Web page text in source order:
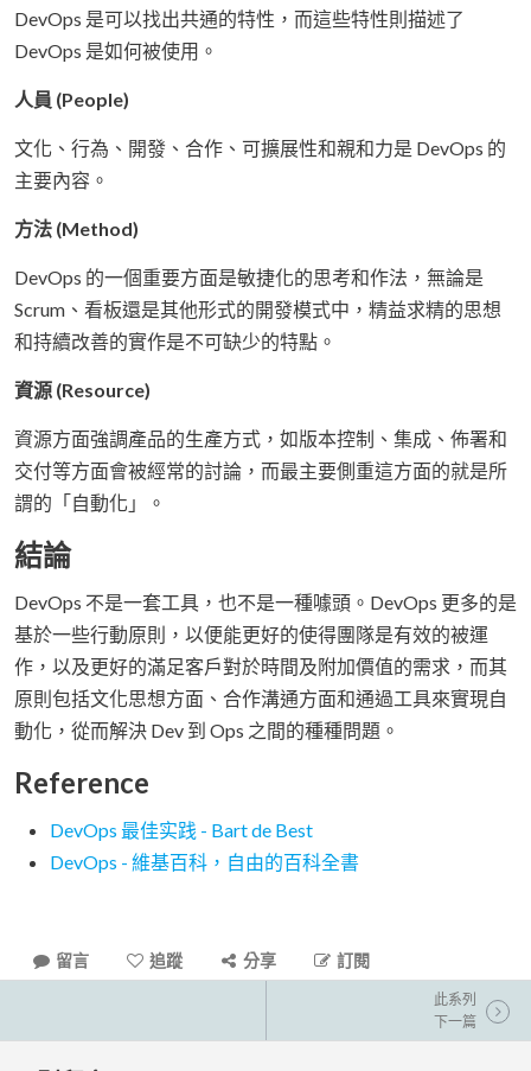
DevOps 是可以找出共通的特性，而這些特性則描述了
DevOps 是如何被使用。
人員 (People)
文化、行為、開發、合作、可擴展性和親和力是 DevOps 的
主要內容。
方法 (Method)
DevOps 的一個重要方面是敏捷化的思考和作法，無論是
Scrum、看板還是其他形式的開發模式中，精益求精的思想
和持續改善的實作是不可缺少的特點。
資源 (Resource)
資源方面強調產品的生產方式，如版本控制、集成、佈署和
交付等方面會被經常的討論，而最主要側重這方面的就是所
謂的「自動化」。
結論
DevOps 不是一套工具，也不是一種噱頭。DevOps 更多的是
基於一些行動原則，以便能更好的使得團隊是有效的被運
作，以及更好的滿足客戶對於時間及附加價值的需求，而其
原則包括文化思想方面、合作溝通方面和通過工具來實現自
動化，從而解決 Dev 到 Ops 之間的種種問題。
Reference
DevOps 最佳实践 - Bart de Best
DevOps - 維基百科，自由的百科全書
留言 追蹤 分享 訂閱
此系列
下一篇